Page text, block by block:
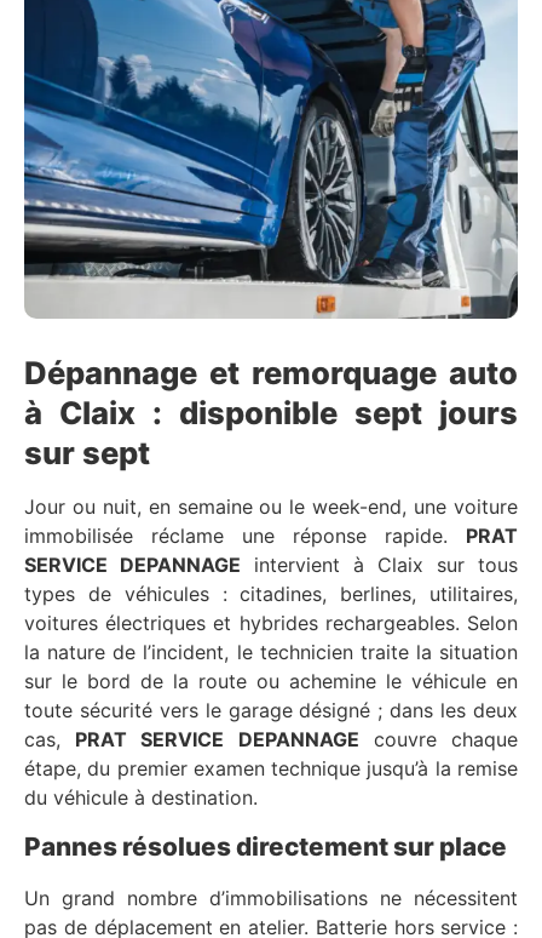
Dépannage et remorquage auto
à Claix : disponible sept jours
sur sept
Jour ou nuit, en semaine ou le week-end, une voiture
immobilisée réclame une réponse rapide. PRAT
SERVICE DEPANNAGE intervient à Claix sur tous
types de véhicules : citadines, berlines, utilitaires,
voitures électriques et hybrides rechargeables. Selon
la nature de l’incident, le technicien traite la situation
sur le bord de la route ou achemine le véhicule en
toute sécurité vers le garage désigné ; dans les deux
cas, PRAT SERVICE DEPANNAGE couvre chaque
étape, du premier examen technique jusqu’à la remise
du véhicule à destination.
Pannes résolues directement sur place
Un grand nombre d’immobilisations ne nécessitent
pas de déplacement en atelier. Batterie hors service :